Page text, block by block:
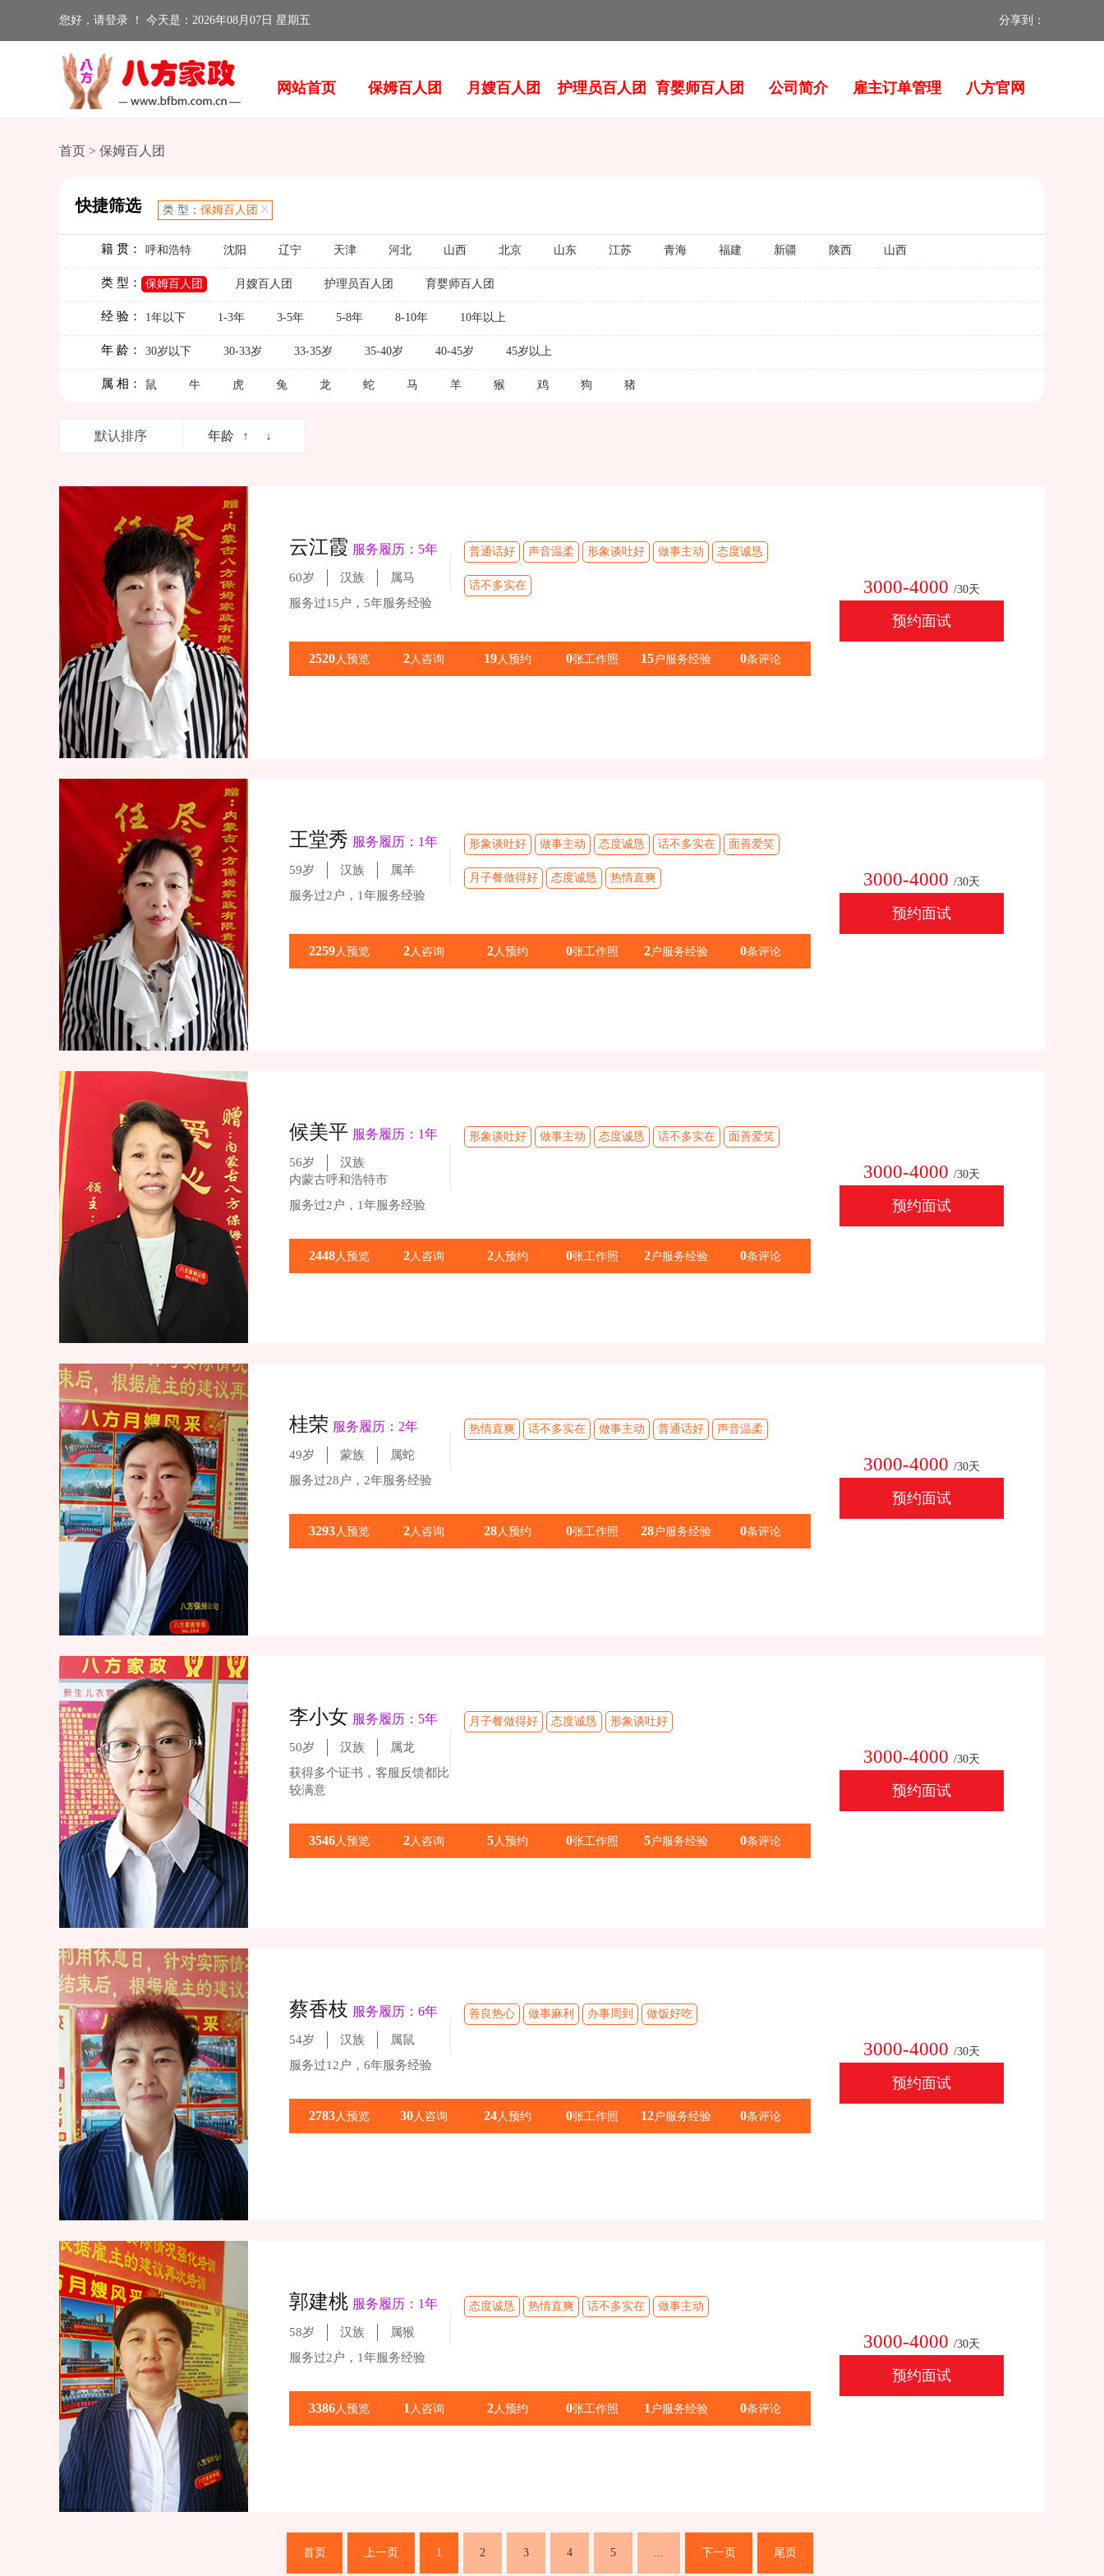
分享到：
您好，请登录 ！ 今天是：2026年08月07日 星期五
网站首页 保姆百人团 月嫂百人团 护理员百人团 育婴师百人团 公司简介 雇主订单管理 八方官网
首页 > 保姆百人团
快捷筛选 类 型： 保姆百人团
籍 贯： 呼和浩特 沈阳 辽宁 天津 河北 山西 北京 山东 江苏 青海 福建 新疆 陕西 山西
类 型： 保姆百人团 月嫂百人团 护理员百人团 育婴师百人团
经 验： 1年以下 1-3年 3-5年 5-8年 8-10年 10年以上
年 龄： 30岁以下 30-33岁 33-35岁 35-40岁 40-45岁 45岁以上
属 相： 鼠 牛 虎 兔 龙 蛇 马 羊 猴 鸡 狗 猪
默认排序 年龄 ↑ ↓
云江霞 服务履历：5年
60岁 汉族
属马
服务过15户，5年服务经验
普通话好 声音温柔 形象谈吐好 做事主动 态度诚恳
话不多实在
2520人预览 2人咨询 19人预约 0张工作照 15户服务经验 0条评论
3000-4000 /30天
预约面试
王堂秀 服务履历：1年
59岁 汉族
属羊
服务过2户，1年服务经验
形象谈吐好 做事主动 态度诚恳 话不多实在 面善爱笑
月子餐做得好 态度诚恳 热情直爽
2259 人预览 2人咨询 2 人预约 0张工作照 2 户服务经验 0条评论
3000-4000 /30天
预约面试
候美平 服务履历：1年
56岁
汉族
内蒙古呼和浩特市
服务过2户，1年服务经验
形象谈吐好 做事主动 态度诚恳 话不多实在 面善爱笑
2448 人预览 2人咨询 2 人预约 0张工作照 2 户服务经验 0条评论
3000-4000 /30天
预约面试
桂荣 服务履历：2年
49岁 蒙族
属蛇
服务过28户，2年服务经验
热情直爽 话不多实在 做事主动 普通话好 声音温柔
3293 人预览 2人咨询 28 人预约 0张工作照 28 户服务经验 0条评论
3000-4000 /30天
预约面试
李小女 服务履历：5年
50岁 汉族
属龙
获得多个证书，客服反馈都比
较满意
月子餐做得好 态度诚恳 形象谈吐好
3546 人预览 2人咨询 5 人预约 0张工作照 5 户服务经验 0条评论
3000-4000 /30天
预约面试
蔡香枝 服务履历：6年
54岁 汉族
属鼠
服务过12户，6年服务经验
善良热心 做事麻利 办事周到 做饭好吃
2783 人预览 30人咨询 24 人预约 0张工作照 12 户服务经验 0条评论
3000-4000 /30天
预约面试
郭建桃 服务履历：1年
58岁 汉族
属猴
服务过2户，1年服务经验
态度诚恳 热情直爽 话不多实在 做事主动
3386 人预览 1 人咨询 2 人预约 0张工作照 1 户服务经验 0条评论
3000-4000 /30天
预约面试
首页 上一页 1 2 3 4 5 ... 下一页 尾页